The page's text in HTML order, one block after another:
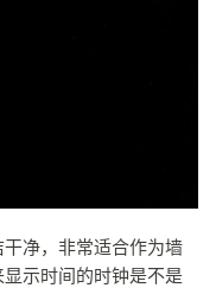
净，非常适合作为墙
示时间的时钟是不是